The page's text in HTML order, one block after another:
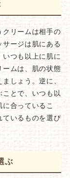
クリームは相手の
サージは肌にある
つも以上に肌に
ームは、肌の状態
しょう。逆に、
ことで、いつも以
合っているこ
ているものを選び
ぶ